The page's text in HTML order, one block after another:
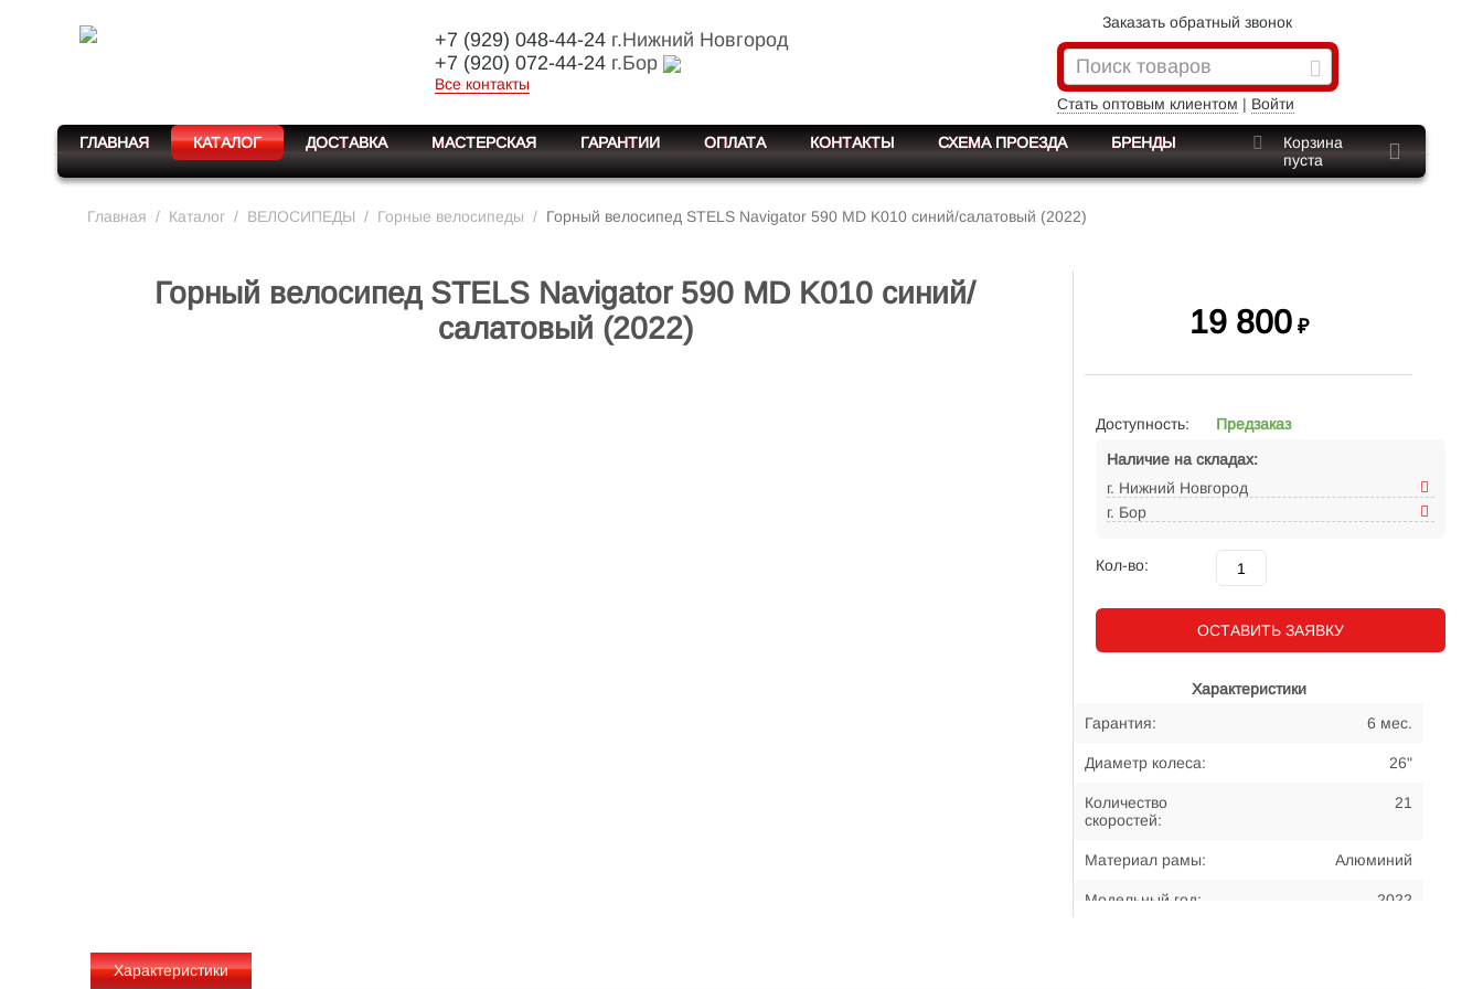
+7 (929) 048-44-24г.Нижний Новгород
+7 (920) 072-44-24г.Бор
Все контакты
Заказать обратный звонок
Стать оптовым клиентом | Войти
ГЛАВНАЯ КАТАЛОГ ДОСТАВКА МАСТЕРСКАЯ ГАРАНТИИ ОПЛАТА КОНТАКТЫ СХЕМА ПРОЕЗДА БРЕНДЫ
Корзина
пуста
Главная / Каталог / ВЕЛОСИПЕДЫ / Горные велосипеды / Горный велосипед STELS Navigator 590 MD K010 синий/салатовый (2022)
Горный велосипед STELS Navigator 590 MD K010 синий/
салатовый (2022)
19 800 ₽
Доступность:
Предзаказ
Наличие на складах:
г. Нижний Новгород
г. Бор
Кол-во:
ОСТАВИТЬ ЗАЯВКУ
Характеристики
Гарантия:
6 мес.
Диаметр колеса: 26"
Количество
скоростей:
21
Материал рамы: Алюминий
Модельный год: 2022
Характеристики